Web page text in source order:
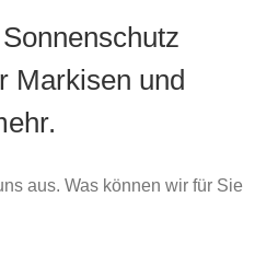
Markisen und
aus. Was können wir für Sie